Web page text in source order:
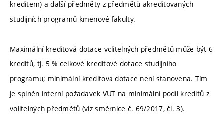
kreditem) a další předměty z předmětů akreditovaných
studijních programů kmenové fakulty.
Maximální kreditová dotace volitelných předmětů může být 6
kreditů, tj. 5 % celkové kreditové dotace studijního
programu; minimální kreditová dotace není stanovena. Tím
je splněn interní požadavek VUT na minimální podíl kreditů z
volitelných předmětů (viz směrnice č. 69/2017, čl. 3).